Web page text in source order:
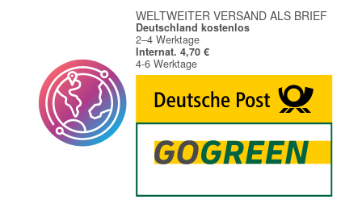
WELTWEITER VERSAND ALS BRIEF
Deutschland kostenlos
2–4 Werktage
Internat. 4,70 €
4-6 Werktage